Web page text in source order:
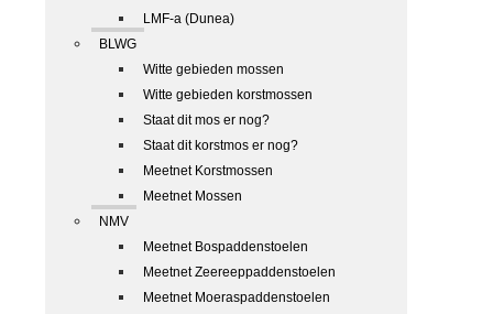
LMF-a (Dunea)
BLWG
Witte gebieden mossen
Witte gebieden korstmossen
Staat dit mos er nog?
Staat dit korstmos er nog?
Meetnet Korstmossen
Meetnet Mossen
NMV
Meetnet Bospaddenstoelen
Meetnet Zeereeppaddenstoelen
Meetnet Moeraspaddenstoelen